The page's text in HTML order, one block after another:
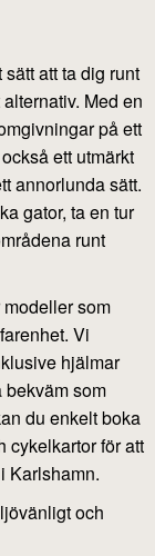
att ta dig runt
Med en
på ett
ett utmärkt
annorlunda sätt.
gator, ta en tur
runt
som
Vi
hjälmar
bekväm som
du enkelt boka
cykelkartor för att
Karlshamn.
och